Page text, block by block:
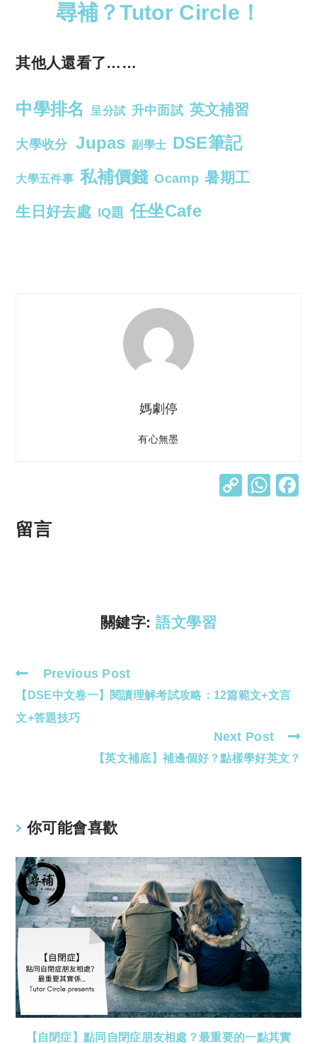
尋補？Tutor Circle！
其他人還看了……
中學排名 呈分試 升中面試 英文補習
大學收分 Jupas 副學士 DSE筆記
大學五件事 私補價錢 Ocamp 暑期工
生日好去處 IQ題 任坐Cafe
媽劇停
有心無墨
C W
留言
關鍵字:語文學習
Read
more
articles
Previous Post
【DSE中文卷一】閱讀理解考試攻略：12篇範文+文言
文+答題技巧
Next Post
【英文補底】補邊個好？點樣學好英文？
你可能會喜歡
【自閉症】點同自閉症朋友相處？最重要的一點其實